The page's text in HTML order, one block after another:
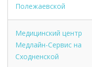
Полежаевской
Медицинский центр
Медлайн-Сервис на
Сходненской